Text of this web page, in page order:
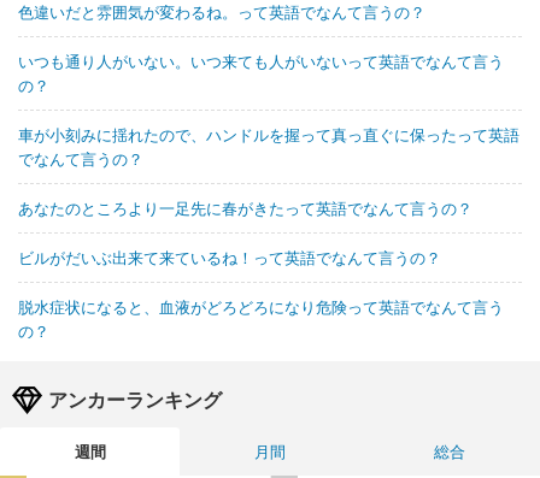
色違いだと雰囲気が変わるね。って英語でなんて言うの？
いつも通り人がいない。いつ来ても人がいないって英語でなんて言う
の？
車が小刻みに揺れたので、ハンドルを握って真っ直ぐに保ったって英語
でなんて言うの？
あなたのところより一足先に春がきたって英語でなんて言うの？
ビルがだいぶ出来て来ているね！って英語でなんて言うの？
脱水症状になると、血液がどろどろになり危険って英語でなんて言う
の？
アンカーランキング
週間 月間
総合